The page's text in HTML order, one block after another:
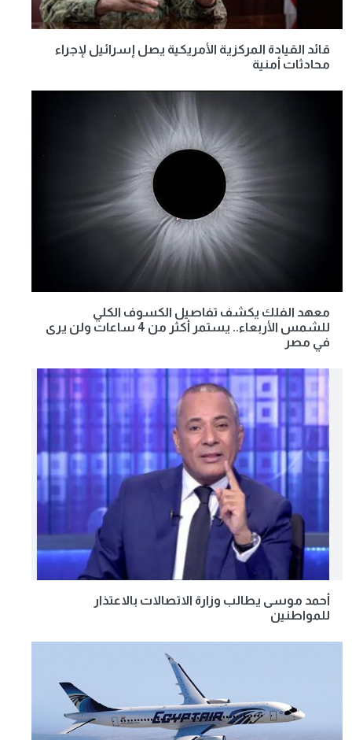
قائد القيادة المركزية الأمريكية يصل إسرائيل لإجراء
محادثات أمنية
معهد الفلك يكشف تفاصيل الكسوف الكلي
للشمس الأربعاء.. يستمر أكثر من 4 ساعات ولن يرى
في مصر
أحمد موسى يطالب وزارة الاتصالات بالاعتذار
للمواطنين